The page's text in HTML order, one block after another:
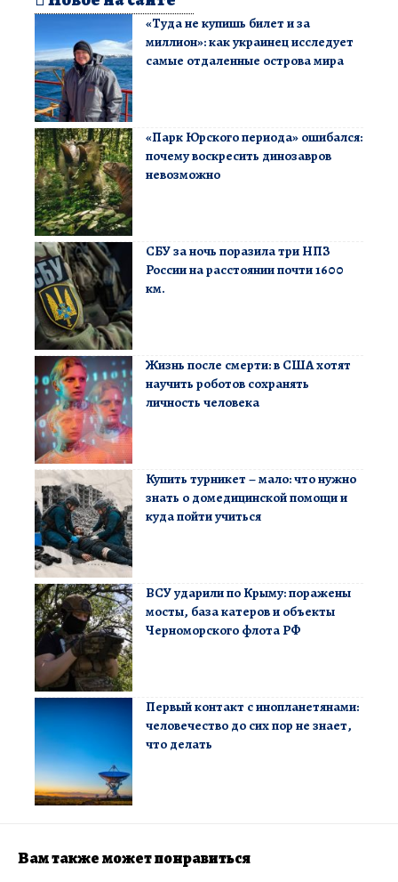
«Туда не купишь билет и за
миллион»: как украинец исследует
самые отдаленные острова мира
«Парк Юрского периода» ошибался:
почему воскресить динозавров
невозможно
СБУ за ночь поразила три НПЗ
России на расстоянии почти 1600
км.
Жизнь после смерти: в США хотят
научить роботов сохранять
личность человека
Купить турникет – мало: что нужно
знать о домедицинской помощи и
куда пойти учиться
ВСУ ударили по Крыму: поражены
мосты, база катеров и объекты
Черноморского флота РФ
Первый контакт с инопланетянами:
человечество до сих пор не знает,
что делать
Вам также может понравиться